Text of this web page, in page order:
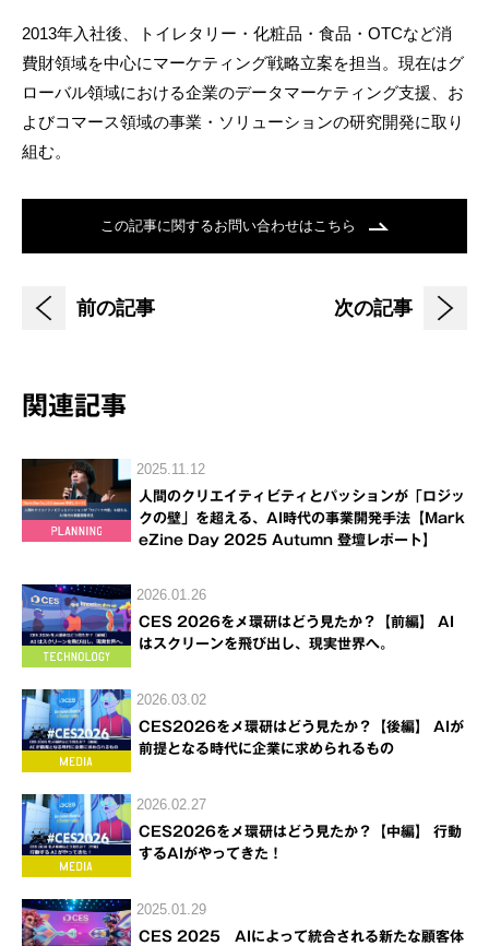
2013年入社後、トイレタリー・化粧品・食品・OTCなど消
費財領域を中心にマーケティング戦略立案を担当。現在はグ
ローバル領域における企業のデータマーケティング支援、お
よびコマース領域の事業・ソリューションの研究開発に取り
組む。
この記事に関するお問い合わせはこちら
前の記事 次の記事
関連記事
2025.11.12
人間のクリエイティビティとパッションが「ロジッ
クの壁」を超える、AI時代の事業開発手法【Mark
eZine Day 2025 Autumn 登壇レポート】
2026.01.26
CES 2026をメ環研はどう見たか？【前編】 AI
はスクリーンを飛び出し、現実世界へ。
2026.03.02
CES2026をメ環研はどう見たか？【後編】 AIが
前提となる時代に企業に求められるもの
2026.02.27
CES2026をメ環研はどう見たか？【中編】 行動
するAIがやってきた！
2025.01.29
CES 2025 AIによって統合される新たな顧客体